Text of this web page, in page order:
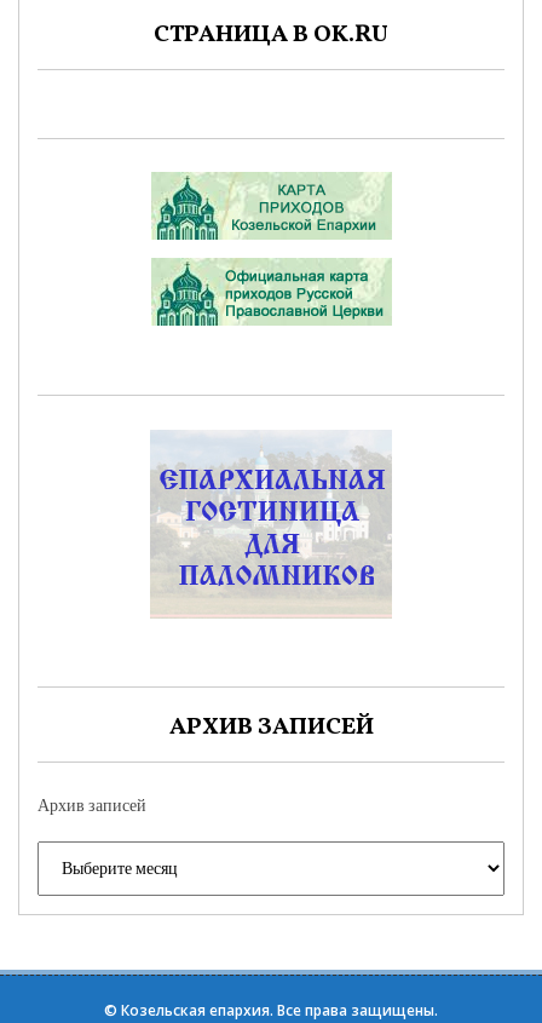
СТРАНИЦА В OK.RU
АРХИВ ЗАПИСЕЙ
Архив записей
© Козельская епархия. Все права защищены.